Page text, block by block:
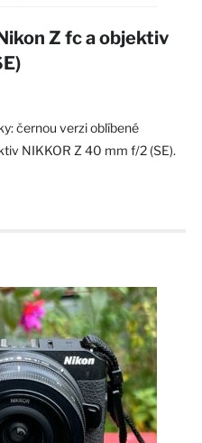
Z fc a objektiv
černou verzi oblíbené
NIKKOR Z 40 mm f/2 (SE).